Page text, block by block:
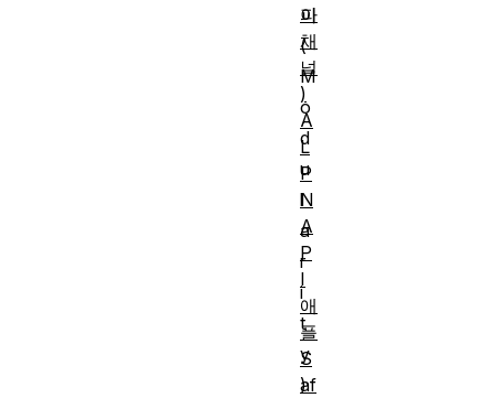
이
(
M
o
d
u
l
a
r
i
t
y
)
파
채
널
)
A
L
P
N
A
P
I
애
플
S
af